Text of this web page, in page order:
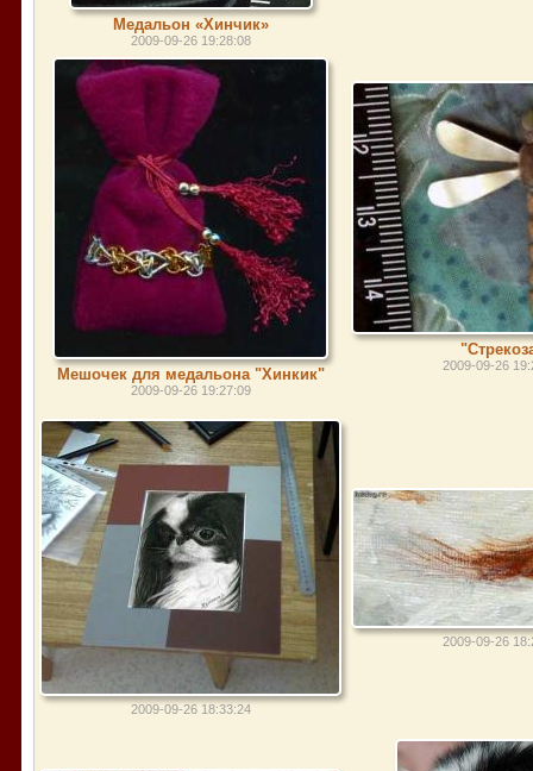
Медальон «Хинчик»
2009-09-26 19:28:08
Мешочек для медальона "Хинкик"
2009-09-26 19:27:09
2009-09-26
2009-09-26 18:33:24
2009-09-26